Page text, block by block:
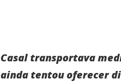
Casal transportava
ainda tentou oferecer